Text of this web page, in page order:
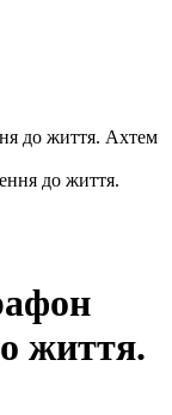
до життя. Ахтем
життя.